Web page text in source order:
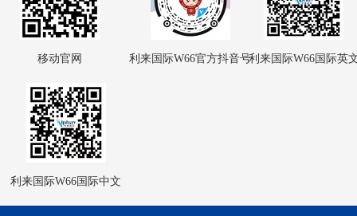
移动官网 利来国际W66官方抖音号利来国际W66国际英
利来国际W66国际中文